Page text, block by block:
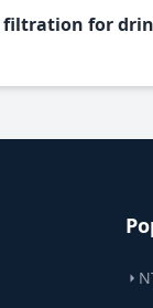
filtration for